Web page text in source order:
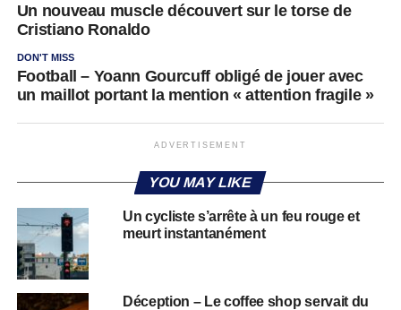
Un nouveau muscle découvert sur le torse de
Cristiano Ronaldo
DON'T MISS
Football – Yoann Gourcuff obligé de jouer avec
un maillot portant la mention « attention fragile »
ADVERTISEMENT
YOU MAY LIKE
Un cycliste s’arrête à un feu rouge et
meurt instantanément
Déception – Le coffee shop servait du